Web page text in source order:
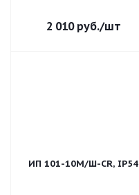
2 010руб./шт
ИП 101-10М/Ш-CR, IP54